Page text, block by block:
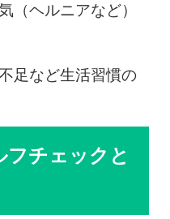
（ヘルニアなど）
足など生活習慣の
フチェックと